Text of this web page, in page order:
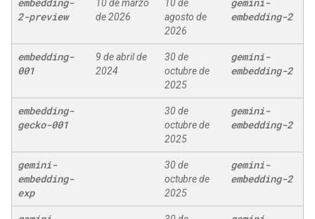
2-preview
10 de marzo
de 2026
10 de
agosto de
2026
embedding-2
embedding-
001
9 de abril de
2024
30 de
octubre de
2025
gemini-
embedding-2
embedding-
gecko-001
30 de
octubre de
2025
gemini-
embedding-2
gemini-
embedding-
exp
30 de
octubre de
2025
gemini-
embedding-2